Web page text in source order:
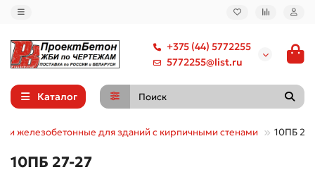
+375 (44) 5772255
5772255@list.ru
Каталог
железобетонные для зданий с кирпичными стенами 10ПБ 27-
10ПБ 27-27